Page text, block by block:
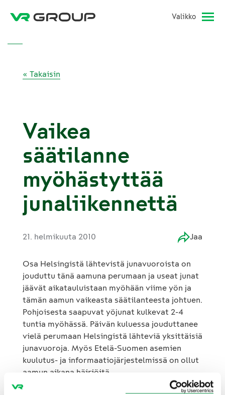
Valikko
« Takaisin
Vaikea
säätilanne
myöhästyttää
junaliikennettä
21. helmikuuta 2010 Jaa
Osa Helsingistä lähtevistä junavuoroista on
jouduttu tänä aamuna perumaan ja useat junat
jäävät aikatauluistaan myöhään viime yön ja
tämän aamun vaikeasta säätilanteesta johtuen.
Pohjoisesta saapuvat yöjunat kulkevat 2-4
tuntia myöhässä. Päivän kuluessa jouduttanee
vielä perumaan Helsingistä lähteviä yksittäisiä
junavuoroja. Myös Etelä-Suomen asemien
kuulutus- ja informaatiojärjestelmissä on ollut
aamun aikana häiriöitä.